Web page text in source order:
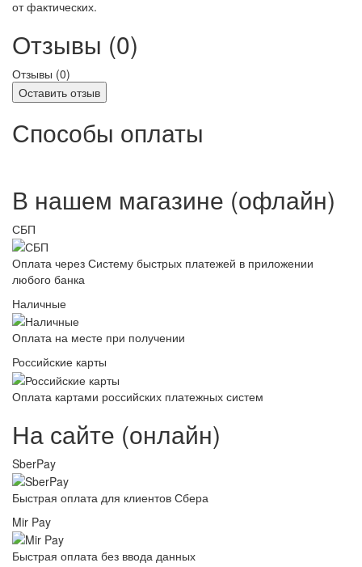
от фактических.
Отзывы (0)
Отзывы (0)
Оставить отзыв
Способы оплаты
В нашем магазине (офлайн)
СБП
Оплата через Систему быстрых платежей в приложении
любого банка
Наличные
Оплата на месте при получении
Российские карты
Оплата картами российских платежных систем
На сайте (онлайн)
SberPay
Быстрая оплата для клиентов Сбера
Mir Pay
Быстрая оплата без ввода данных